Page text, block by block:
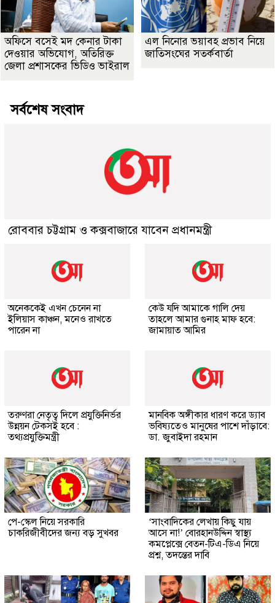
অফিসে বসেই মদ কেনার টাকা
দেওয়ার অভিযোগ, অতিরিক্ত
জেলা প্রশাসকের ভিডিও ভাইরাল
এল নিনোর ভয়াবহ প্রভাব নিয়ে
জাতিসংঘের সতর্কবার্তা
সর্বশেষ সংবাদ
রোববার চট্টগ্রাম ও কক্সবাজারে যাবেন প্রধানমন্ত্রী
অনেককেই এখন চেনেন না
ইলিয়াস কাঞ্চন, মনেও রাখতে
পারেন না
কেউ যদি আমাকে গালি দেয়
তাহলে আমার গুনাহ মাফ হবে:
জামায়াত আমির
তরুণরা নেতৃত্ব দিলে প্রযুক্তিনির্ভর
উন্নয়ন টেকসই হবে :
তথ্যপ্রযুক্তিমন্ত্রী
মানবিক অঙ্গীকার ধারণ করে ড্যাব
ভবিষ্যতেও মানুষের পাশে দাঁড়াবে:
ডা. জুবাইদা রহমান
পে-স্কেল নিয়ে সরকারি
চাকরিজীবীদের জন্য বড় সুখবর
‘সাংবাদিকের লেখায় কিছু যায়
আসে না!’ বোরহানউদ্দিন স্বাস্থ্য
কমপ্লেক্সে বেতন-টিএ-ডিএ নিয়ে
প্রশ্ন, তদন্তের দাবি